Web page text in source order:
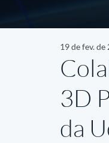
3D
da
19 de fev. de